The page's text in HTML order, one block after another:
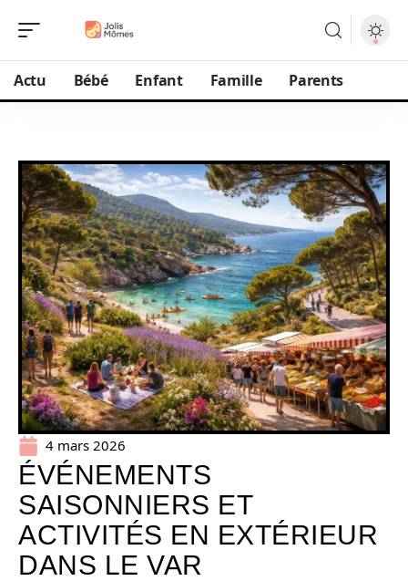
Actu Bébé Enfant Famille Parents
4 mars 2026
ÉVÉNEMENTS
SAISONNIERS ET
ACTIVITÉS EN EXTÉRIEUR
DANS LE VAR